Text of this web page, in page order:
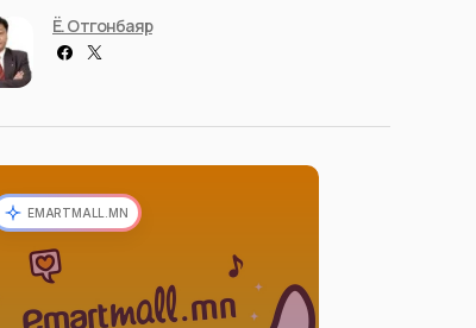
Ё. Отгонбаяр
EMARTMALL.MN